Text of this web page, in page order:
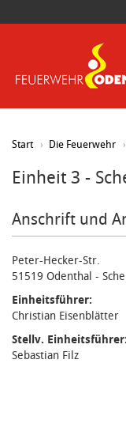
Start Die Feuerwehr
Einheit 3 -
Anschrift und
Peter-Hecker-Str.
51519 Odenthal -
Einheitsführer:
Christian Eisenblätter
Stellv. Einheitsführer:
Sebastian Filz